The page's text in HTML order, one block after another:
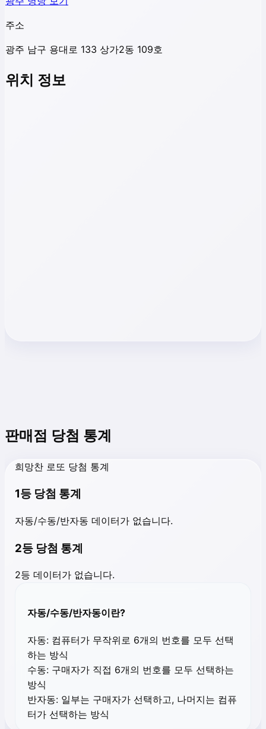
주소
광주 남구 용대로 133 상가2동 109호
위치 정보
판매점 당첨 통계
희망찬 로또 당첨 통계
1등 당첨 통계
자동/수동/반자동 데이터가 없습니다.
2등 당첨 통계
2등 데이터가 없습니다.
자동/수동/반자동이란?
자동: 컴퓨터가 무작위로 6개의 번호를 모두 선택
하는 방식
수동: 구매자가 직접 6개의 번호를 모두 선택하는
방식
반자동: 일부는 구매자가 선택하고, 나머지는 컴퓨
터가 선택하는 방식